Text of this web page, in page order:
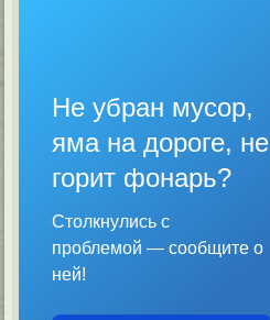
Не убран мусор,
яма на дороге, не
горит фонарь?
Столкнулись с
проблемой — сообщите о
ней!